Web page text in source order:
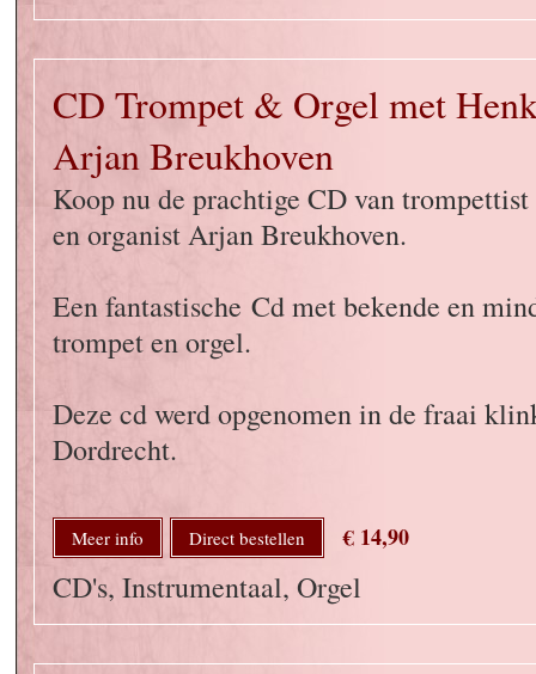
CD Trompet & Orgel met
Arjan Breukhoven
Koop nu de prachtige CD van
en organist Arjan Breukhoven.
Een fantastische Cd met bekende en
trompet en orgel.
Deze cd werd opgenomen in de fraai
Dordrecht.
Meer info Direct bestellen € 14,90
CD's, Instrumentaal, Orgel